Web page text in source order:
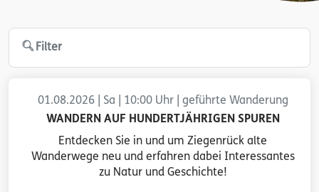
Filter
01.08.2026 | Sa | 10:00 Uhr | geführte Wanderung
WANDERN AUF HUNDERTJÄHRIGEN SPUREN
Entdecken Sie in und um Ziegenrück alte
Wanderwege neu und erfahren dabei Interessantes
zu Natur und Geschichte!